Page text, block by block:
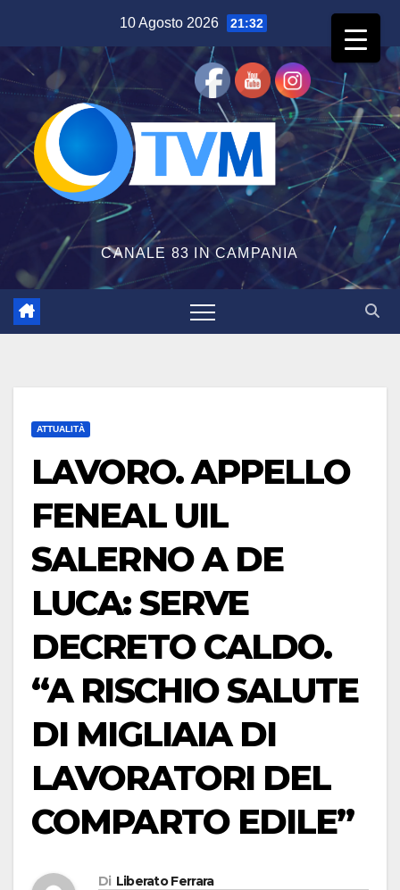
contenuto
10 Agosto 2026 21:32
CANALE 83 IN CAMPANIA
ATTUALITÀ
LAVORO. APPELLO
FENEAL UIL
SALERNO A DE
LUCA: SERVE
DECRETO CALDO.
“A RISCHIO SALUTE
DI MIGLIAIA DI
LAVORATORI DEL
COMPARTO EDILE”
Di Liberato Ferrara